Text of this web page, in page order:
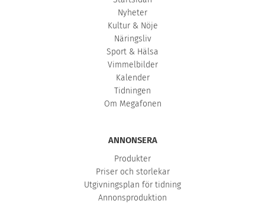
Nyheter
Kultur & Nöje
Näringsliv
Sport & Hälsa
Vimmelbilder
Kalender
Tidningen
Om Megafonen
ANNONSERA
Produkter
Priser och storlekar
Utgivningsplan för tidning
Annonsproduktion